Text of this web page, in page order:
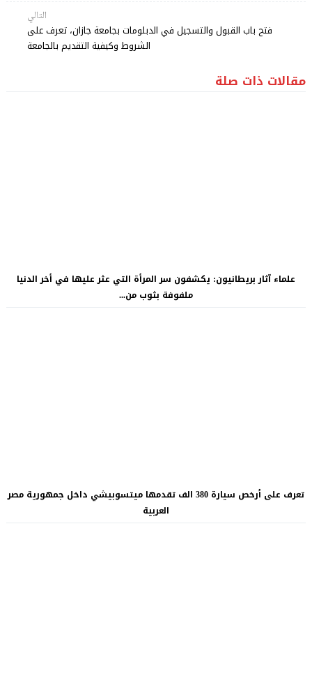
التالي
فتح باب القبول والتسجيل في الدبلومات بجامعة جازان، تعرف على
الشروط وكيفية التقديم بالجامعة
مقالات ذات صلة
علماء آثار بريطانيون: يكشفون سر المرأة التي عثر عليها في أخر الدنيا
ملفوفة بثوب من...
تعرف على أرخص سيارة 380 الف تقدمها ميتسوبيشي داخل جمهورية مصر
العربية